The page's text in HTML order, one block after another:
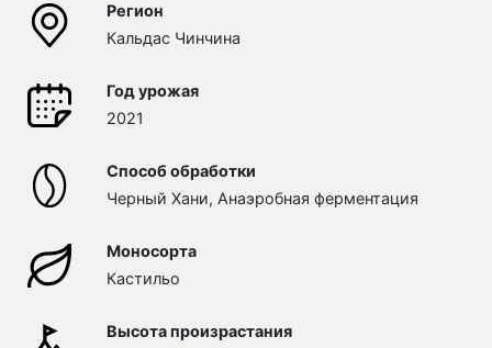
Регион
Кальдас Чинчина
Год урожая
2021
Способ обработки
Черный Хани, Анаэробная ферментация
Моносорта
Кастильо
Высота произрастания